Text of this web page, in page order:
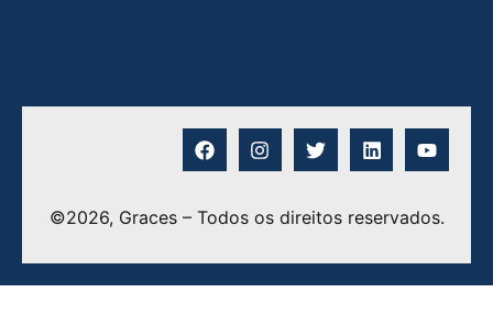
©2026, Graces – Todos os direitos reservados.